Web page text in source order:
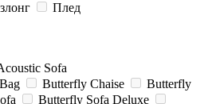
Плед
Sofa
Butterfly Chaise
Butterfly
Butterfly Sofa Deluxe